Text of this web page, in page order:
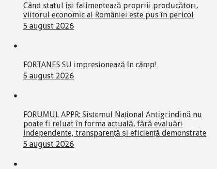
Când statul își falimentează propriii producători,
viitorul economic al României este pus în pericol
5 august 2026
FORTANES SU impresionează în câmp!
5 august 2026
FORUMUL APPR: Sistemul Național Antigrindină nu
poate fi reluat în forma actuală, fără evaluări
independente, transparență și eficiență demonstrate
5 august 2026